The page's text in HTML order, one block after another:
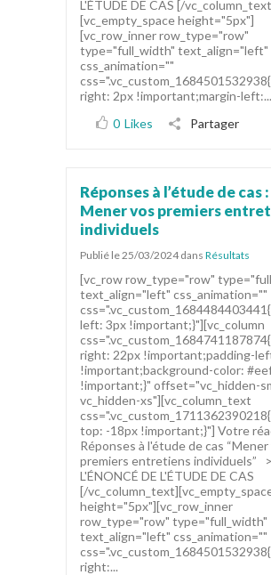
L'ÉTUDE DE CAS [/
[vc_empty_space height="5px"]
[vc_row_inner row_type="row"
type="full_width" text_align="left"
css_animation=""
right: 2px !important;margin-left:...
0 Likes Partager
Réponses à l’étude de cas :
Mener vos premiers
individuels
Publié le 25/03/2024dans Résultats
[vc_row row_type="row"
text_align="left" css_animation=""
left: 3px !important;}"][vc_column
right: 22px !important;padding-
!important;background-color:
!important;}" offset="vc_hidden-
vc_hidden-xs"][vc_column_text
top: -18px !important;}"] Votre
Réponses à l'étude de cas “Mener
premiers entretiens individuels”
L'ÉNONCÉ DE L'ÉTUDE DE CAS
[/
height="5px"][vc_row_inner
row_type="row" type="full_width"
text_align="left" css_animation=""
right:...